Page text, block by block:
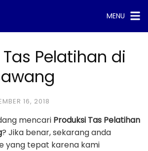
MENU
Pelatihan di
16, 2018
mencari Produksi Tas Pelatihan
? Jika benar, sekarang anda
yang tepat karena kami